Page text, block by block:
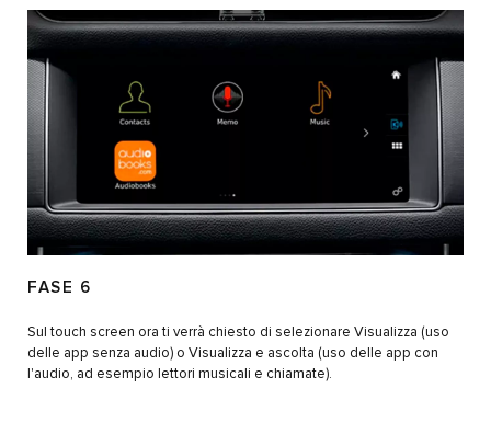
FASE 6
Sul touch screen ora ti verrà chiesto di selezionare Visualizza (uso
delle app senza audio) o Visualizza e ascolta (uso delle app con
l'audio, ad esempio lettori musicali e chiamate).